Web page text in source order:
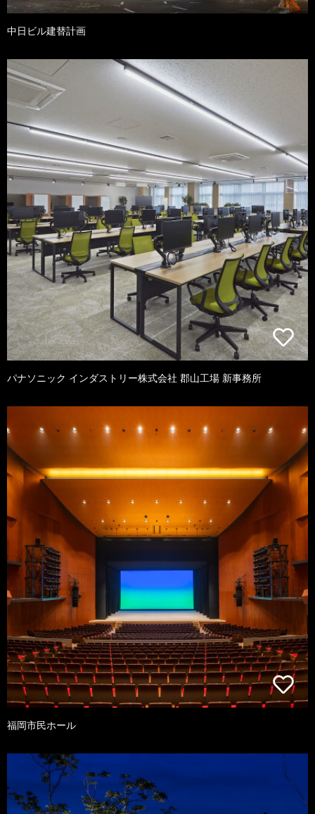
中日ビル建替計画
パナソニック インダストリー株式会社 郡山工場 新事務所
福岡市民ホール